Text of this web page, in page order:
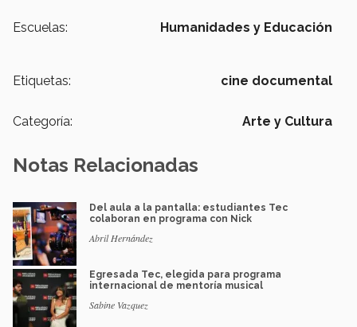
Escuelas: Humanidades y Educación
Etiquetas: cine documental
Categoría: Arte y Cultura
Notas Relacionadas
Del aula a la pantalla: estudiantes Tec
colaboran en programa con Nick
Abril Hernández
Egresada Tec, elegida para programa
internacional de mentoría musical
Sabine Vazquez